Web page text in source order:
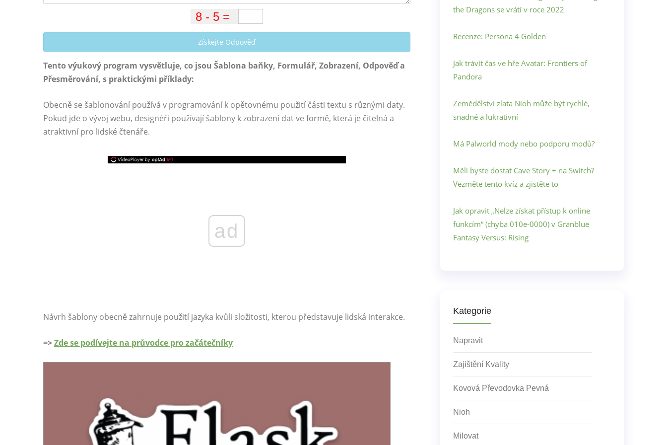
Získejte Odpověď
Tento výukový program vysvětluje, co jsou Šablona baňky, Formulář, Zobrazení, Odpověď a
Přesměrování, s praktickými příklady:
Obecně se šablonování používá v programování k opětovnému použití části textu s různými daty.
Pokud jde o vývoj webu, designéři používají šablony k zobrazení dat ve formě, která je čitelná a
atraktivní pro lidské čtenáře.
ad
Návrh šablony obecně zahrnuje použití jazyka kvůli složitosti, kterou představuje lidská interakce.
=>Zde se podívejte na průvodce pro začátečníky
the Dragons se vrátí v roce 2022
Recenze: Persona 4 Golden
Jak trávit čas ve hře Avatar: Frontiers of
Pandora
Zemědělství zlata Nioh může být rychlé,
snadné a lukrativní
Má Palworld mody nebo podporu modů?
Měli byste dostat Cave Story + na Switch?
Vezměte tento kvíz a zjistěte to
Jak opravit „Nelze získat přístup k online
funkcím“ (chyba 010e-0000) v Granblue
Fantasy Versus: Rising
Kategorie
Napravit
Zajištění Kvality
Kovová Převodovka Pevná
Nioh
Milovat